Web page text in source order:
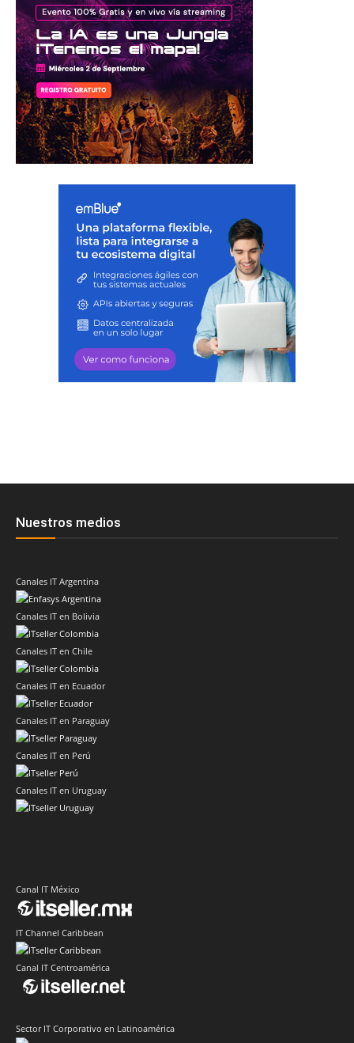
Nuestros medios
Canales IT Argentina
Canales IT en Bolivia
Canales IT en Chile
Canales IT en Ecuador
Canales IT en Paraguay
Canales IT en Perú
Canales IT en Uruguay
Canal IT México
IT Channel Caribbean
Canal IT Centroamérica
Sector IT Corporativo en Latinoamérica